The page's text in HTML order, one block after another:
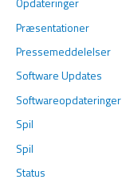
Opdateringer
Præsentationer
Pressemeddelelser
Software Updates
Softwareopdateringer
Spil
Spil
Status